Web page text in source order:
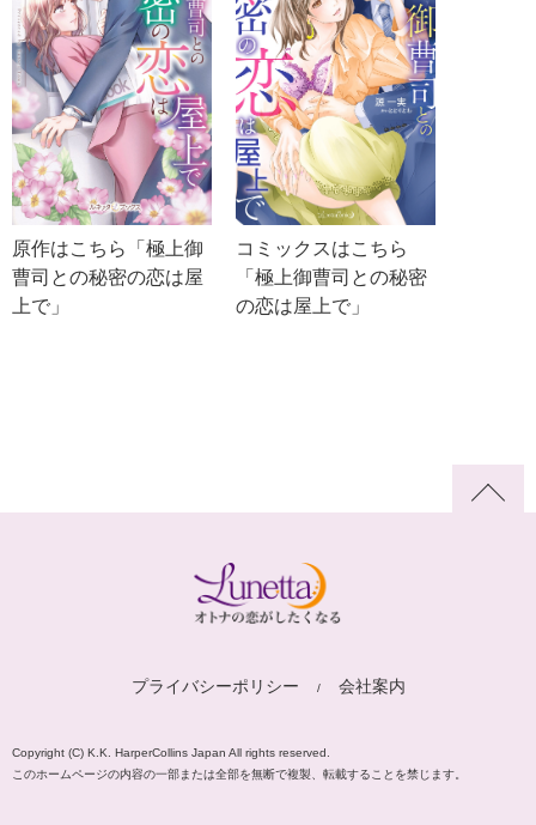
原作はこちら「極上御
曹司との秘密の恋は屋
上で」
コミックスはこちら
「極上御曹司との秘密
の恋は屋上で」
プライバシーポリシー 会社案内
Copyright (C) K.K. HarperCollins Japan All rights reserved.
このホームページの内容の一部または全部を無断で複製、転載することを禁じます。